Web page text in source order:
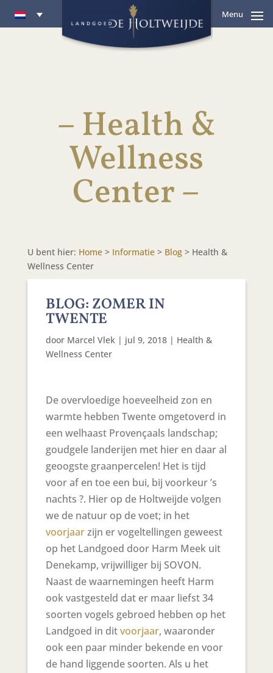
Menu
– Health &
Wellness
Center –
U bent hier: Home> Informatie> Blog> Health &
Wellness Center
BLOG: ZOMER IN
TWENTE
door Marcel Vlek| jul 9, 2018| Health &
Wellness Center
De overvloedige hoeveelheid zon en
warmte hebben Twente omgetoverd in
een welhaast Provençaals landschap;
goudgele landerijen met hier en daar al
geoogste graanpercelen! Het is tijd
voor af en toe een bui, bij voorkeur ’s
nachts ?. Hier op de Holtweijde volgen
we de natuur op de voet; in het
voorjaarzijn er vogeltellingen geweest
op het Landgoed door Harm Meek uit
Denekamp, vrijwilliger bij SOVON.
Naast de waarnemingen heeft Harm
ook vastgesteld dat er maar liefst 34
soorten vogels gebroed hebben op het
Landgoed in ditvoorjaar, waaronder
ook een paar minder bekende en voor
de hand liggende soorten. Als u het